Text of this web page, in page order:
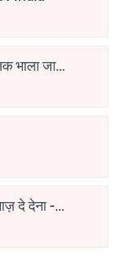
भाला जाए:
दे देना -